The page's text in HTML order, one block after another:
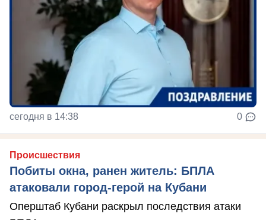
сегодня в 14:38 0
Происшествия
Побиты окна, ранен житель: БПЛА
атаковали город-герой на Кубани
Оперштаб Кубани раскрыл последствия атаки